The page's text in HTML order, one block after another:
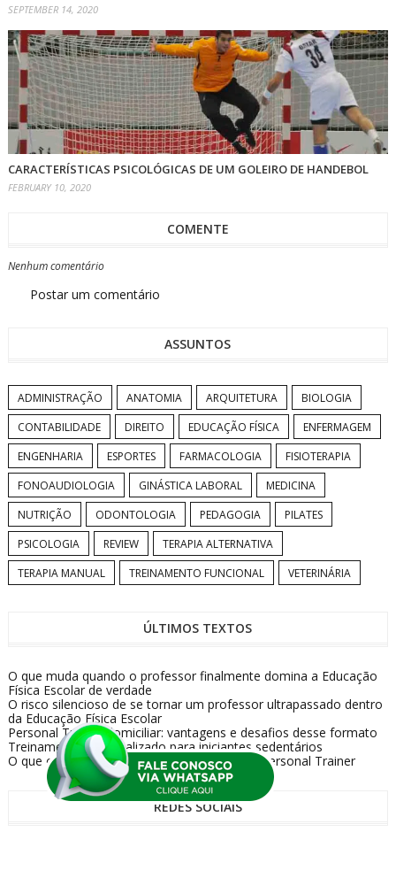
SEPTEMBER 14, 2020
CARACTERÍSTICAS PSICOLÓGICAS DE UM GOLEIRO DE HANDEBOL
FEBRUARY 10, 2020
COMENTE
Nenhum comentário
Postar um comentário
ASSUNTOS
ADMINISTRAÇÃO ANATOMIA ARQUITETURA
BIOLOGIA
CONTABILIDADE
DIREITO EDUCAÇÃO FÍSICA
ENFERMAGEM
ENGENHARIA
ESPORTES FARMACOLOGIA
FISIOTERAPIA
FONOAUDIOLOGIA
GINÁSTICA LABORAL
MEDICINA
NUTRIÇÃO
ODONTOLOGIA PEDAGOGIA
PILATES
PSICOLOGIA
REVIEW
TERAPIA ALTERNATIVA
TERAPIA MANUAL
TREINAMENTO FUNCIONAL VETERINÁRIA
ÚLTIMOS TEXTOS
O que muda quando o professor finalmente domina a Educação
Física Escolar de verdade
O risco silencioso de se tornar um professor ultrapassado dentro
da Educação Física Escolar
Personal Trainer domiciliar: vantagens e desafios desse formato
Treinamento personalizado para iniciantes sedentários
O que os alunos realmente esperam de um Personal Trainer
REDES SOCIAIS